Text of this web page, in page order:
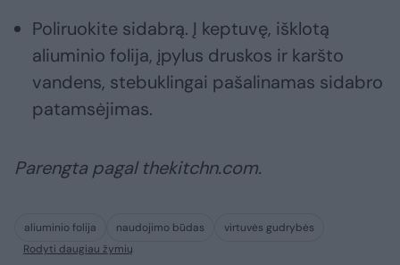
Poliruokite sidabrą. Į keptuvę, išklotą
aliuminio folija, įpylus druskos ir karšto
vandens, stebuklingai pašalinamas sidabro
patamsėjimas.
Parengta pagal thekitchn.com.
aliuminio folija naudojimo būdas
virtuvės gudrybės
Rodyti daugiau žymių